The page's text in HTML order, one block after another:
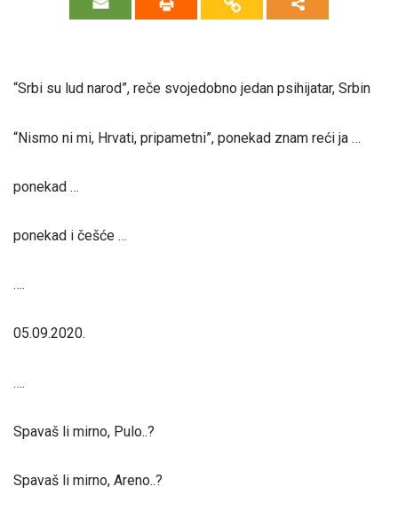
“Srbi su lud narod”, reče svojedobno jedan psihijatar, Srbin
“Nismo ni mi, Hrvati, pripametni”, ponekad znam reći ja …
ponekad …
ponekad i češće …
….
05.09.2020.
….
Spavaš li mirno, Pulo..?
Spavaš li mirno, Areno..?